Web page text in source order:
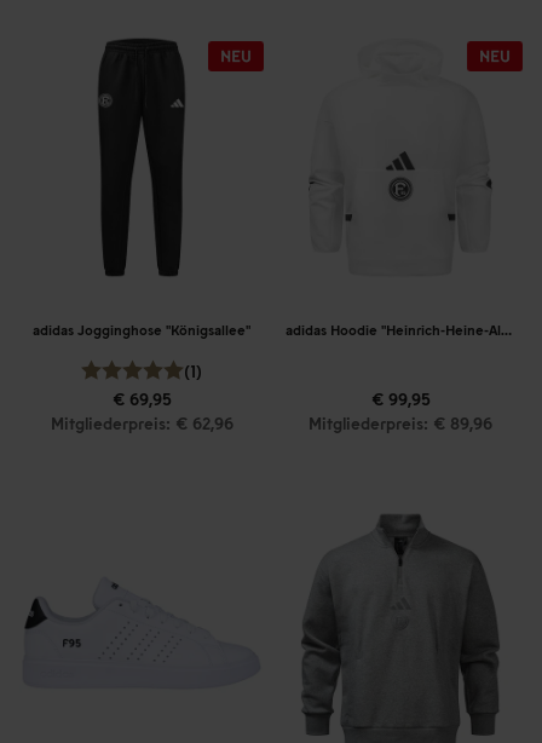
adidas Jogginghose "Königsallee"
(1)
€ 69,95
Mitgliederpreis: € 62,96
adidas Hoodie "Heinrich-Heine-Allee"
€ 99,95
Mitgliederpreis: € 89,96